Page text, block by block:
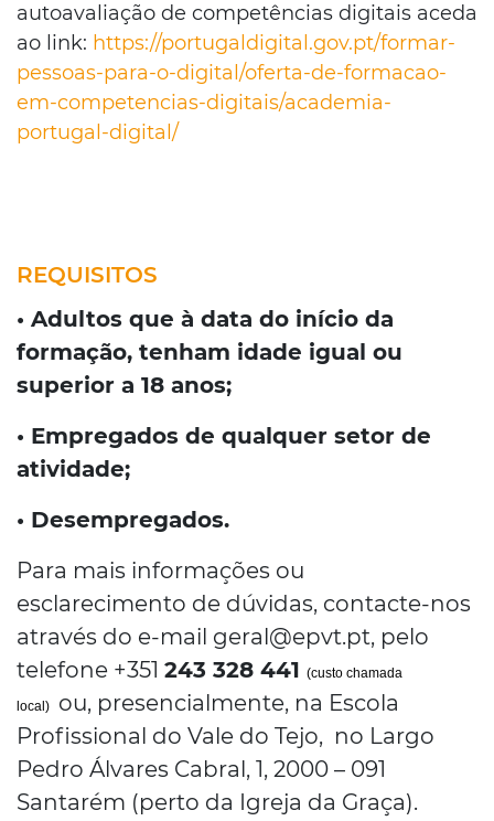
autoavaliação de competências digitais aceda
ao link: https://portugaldigital.gov.pt/formar-
pessoas-para-o-digital/oferta-de-formacao-
em-competencias-digitais/academia-
portugal-digital/
REQUISITOS
• Adultos que à data do início da
formação, tenham idade igual ou
superior a 18 anos;
• Empregados de qualquer setor de
atividade;
• Desempregados.
Para mais informações ou
esclarecimento de dúvidas, contacte-nos
através do e-mail geral@epvt.pt, pelo
telefone +351 243 328 441 (custo chamada
local)
ou, presencialmente, na Escola
Profissional do Vale do Tejo, no Largo
Pedro Álvares Cabral, 1, 2000 – 091
Santarém (perto da Igreja da Graça).